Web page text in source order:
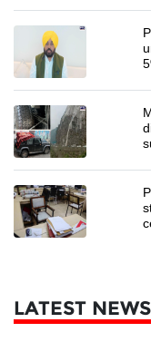
LATEST NEWS